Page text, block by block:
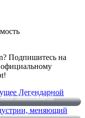
Подпишитесь на
Легендарной
меняющий